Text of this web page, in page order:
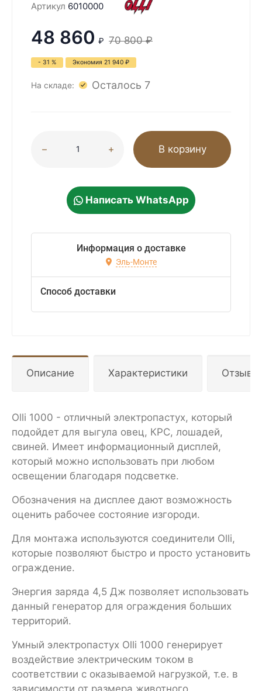
Артикул 6010000
48 860 ₽ 70 800 ₽
- 31 % Экономия 21 940 ₽
На складе: Осталось 7
В корзину
Написать WhatsApp
Информация о доставке
Эль-Монте
Способ доставки
Описание Характеристики
Olli 1000 - отличный электропастух, который
подойдет для выгула овец, КРС, лошадей,
свиней. Имеет информационный дисплей,
который можно использовать при любом
освещении благодаря подсветке.
Обозначения на дисплее дают возможность
оценить рабочее состояние изгороди.
Для монтажа используются соединители Olli,
которые позволяют быстро и просто установить
ограждение.
Энергия заряда 4,5 Дж позволяет использовать
данный генератор для ограждения больших
территорий.
Умный электропастух Olli 1000 генерирует
воздействие электрическим током в
соответствии с оказываемой нагрузкой, т.е. в